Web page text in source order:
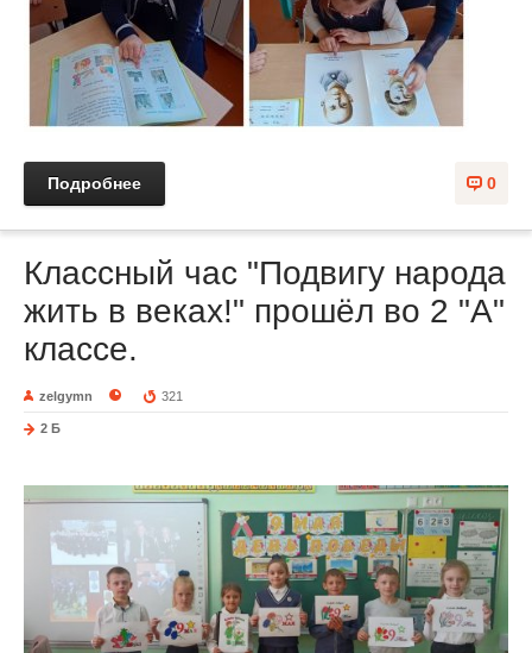
0
Подробнее
Классный час "Подвигу народа
жить в веках!" прошёл во 2 "А"
классе.
zelgymn 321
2 Б